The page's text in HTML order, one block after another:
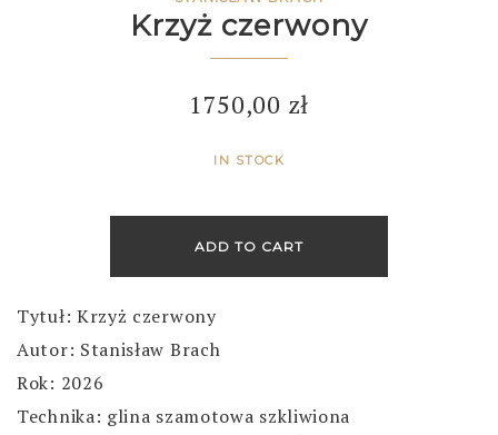
Krzyż czerwony
1750,00 zł
IN STOCK
ADD TO CART
Tytuł: Krzyż czerwony
Autor: Stanisław Brach
Rok: 2026
Technika: glina szamotowa szkliwiona